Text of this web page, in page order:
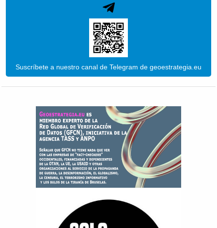
Suscríbete a nuestro canal de Telegram de geoestrategia.eu